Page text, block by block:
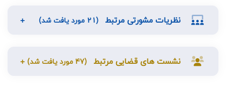
نظریات مشورتی مرتبط (21 مورد یافت شد)
نشست های قضایی مرتبط (47 مورد یافت شد)